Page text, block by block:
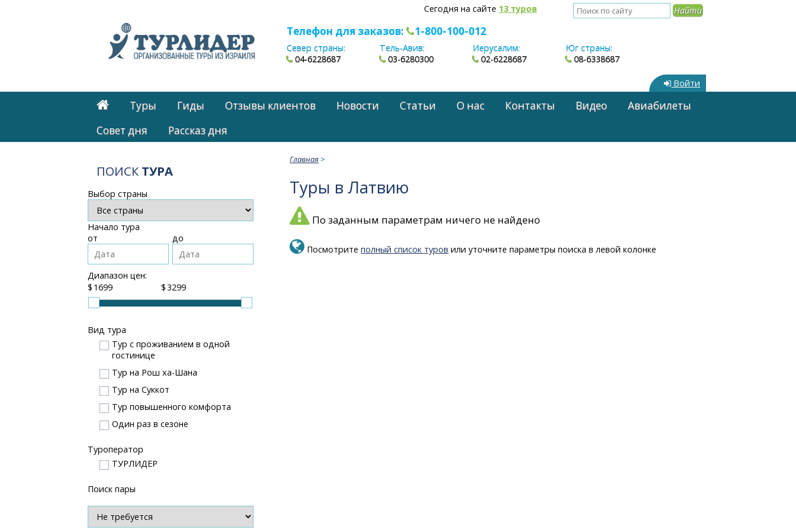
Сегодня на сайте 13 туров
Телефон для заказов: 1-800-100-012
Север страны:
04-6228687
Тель-Авив:
03-6280300
Иерусалим:
02-6228687
Юг страны:
08-6338687
Войти
Туры Гиды Отзывы клиентов Новости Статьи О нас Контакты Видео
Авиабилеты
Cовет дня
Рассказ дня
Главная >
Туры в Латвию
По заданным параметрам ничего не найдено
Посмотритеполный список туров или уточните параметры поиска в левой колонке
ПОИСК ТУРА
Выбор страны
Начало тура
от
до
Диапазон цен:
$
$
Вид тура
Тур с проживанием в одной
гостинице
Тур на Рош ха-Шана
Тур на Суккот
Тур повышенного комфорта
Один раз в сезоне
Туроператор
ТУРЛИДЕР
Поиск пары